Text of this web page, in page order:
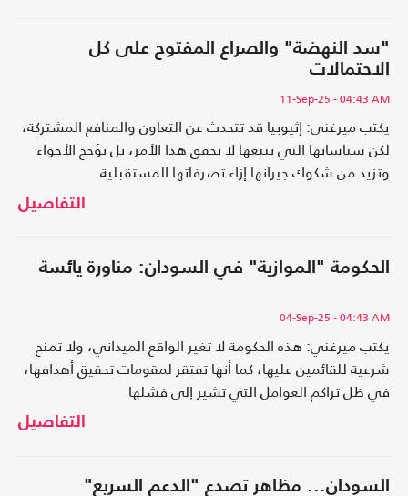
"سد النهضة" والصراع المفتوح على كل
الاحتمالات
11-Sep-25 - 04:43 AM
يكتب ميرغني: إثيوبيا قد تتحدث عن التعاون والمنافع المشتركة،
لكن سياساتها التي تتبعها لا تحقق هذا الأمر، بل تؤجج الأجواء
وتزيد من شكوك جيرانها إزاء تصرفاتها المستقبلية.
التفاصيل
الحكومة "الموازية" في السودان: مناورة يائسة
04-Sep-25 - 04:43 AM
يكتب ميرغني: هذه الحكومة لا تغير الواقع الميداني، ولا تمنح
شرعية للقائمين عليها، كما أنها تفتقر لمقومات تحقيق أهدافها،
في ظل تراكم العوامل التي تشير إلى فشلها
التفاصيل
السودان... مظاهر تصدع "الدعم السريع"